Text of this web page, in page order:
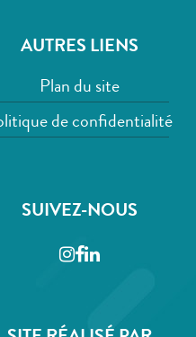
AUTRES LIENS
Plan du site
de confidentialité
SUIVEZ-NOUS
Instagram
Facebook
LinkedIn